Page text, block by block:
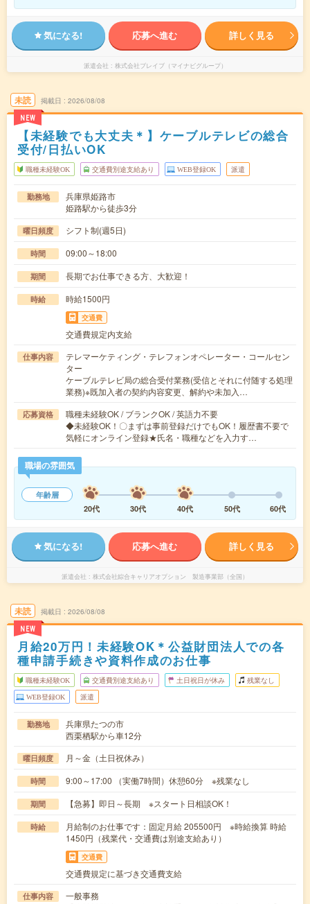
気になる! 応募へ進む 詳しく見る
派遣会社 株式会社ブレイブ（マイナビグループ）
未読
NEW
掲載日 2026/08/08
【未経験でも大丈夫＊】ケーブルテレビの総合
受付/日払いOK
職種未経験OK 交通費別途支給あり WEB登録OK 派遣
勤務地
兵庫県姫路市
姫路駅から徒歩3分
曜日頻度 シフト制(週5日)
時間 09:00～18:00
期間 長期でお仕事できる方、大歓迎！
時給 時給1500円
交通費
交通費規定内支給
仕事内容
テレマーケティング・テレフォンオペレーター・コールセン
ター
ケーブルテレビ局の総合受付業務(受信とそれに付随する処理
業務)※既加入者の契約内容変更、解約や未加入…
応募資格
職種未経験OK / ブランクOK / 英語力不要
◆未経験OK！〇まずは事前登録だけでもOK！履歴書不要で
気軽にオンライン登録★氏名・職種などを入力す…
職場の雰囲気
年齢層
20代
30代 40代 50代 60代
気になる! 応募へ進む 詳しく見る
派遣会社 株式会社綜合キャリアオプション 製造事業部（全国）
未読
NEW
掲載日 2026/08/08
月給20万円！未経験OK＊公益財団法人での各
種申請手続きや資料作成のお仕事
職種未経験OK 交通費別途支給あり 土日祝日が休み 残業なし
WEB登録OK 派遣
勤務地
兵庫県たつの市
西栗栖駅から車12分
曜日頻度 月～金（土日祝休み）
時間 9:00～17:00 （実働7時間）休憩60分 ※残業なし
期間 【急募】即日～長期 ※スタート日相談OK！
時給
月給制のお仕事です：固定月給 205500円 ※時給換算 時給
1450円（残業代・交通費は別途支給あり）
交通費
交通費規定に基づき交通費支給
仕事内容
一般事務